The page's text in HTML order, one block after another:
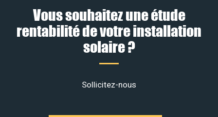
Vous souhaitez une étude
rentabilité de votre installation
solaire ?
Sollicitez-nous